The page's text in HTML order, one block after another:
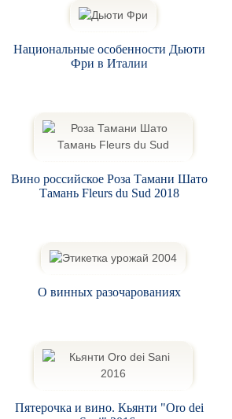
Национальные особенности Дьюти
Фри в Италии
Вино российское Роза Тамани Шато
Тамань Fleurs du Sud 2018
О винных разочарованиях
Пятерочка и вино. Кьянти "Oro dei